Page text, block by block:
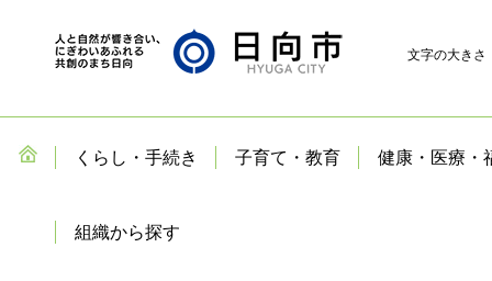
文字の大きさ
くらし・手続き 子育て・教育 健康・医療・
組織から探す